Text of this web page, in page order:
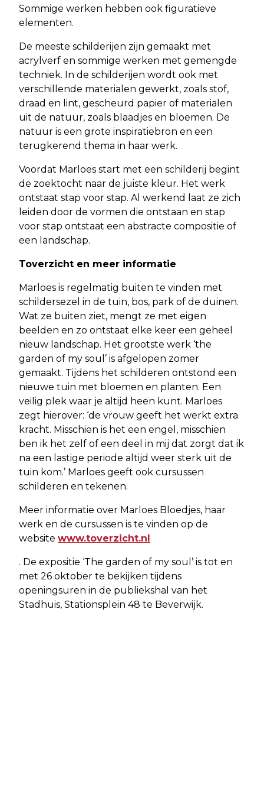
Sommige werken hebben ook figuratieve
elementen.
De meeste schilderijen zijn gemaakt met
acrylverf en sommige werken met gemengde
techniek. In de schilderijen wordt ook met
verschillende materialen gewerkt, zoals stof,
draad en lint, gescheurd papier of materialen
uit de natuur, zoals blaadjes en bloemen. De
natuur is een grote inspiratiebron en een
terugkerend thema in haar werk.
Voordat Marloes start met een schilderij begint
de zoektocht naar de juiste kleur. Het werk
ontstaat stap voor stap. Al werkend laat ze zich
leiden door de vormen die ontstaan en stap
voor stap ontstaat een abstracte compositie of
een landschap.
Toverzicht en meer informatie
Marloes is regelmatig buiten te vinden met
schildersezel in de tuin, bos, park of de duinen.
Wat ze buiten ziet, mengt ze met eigen
beelden en zo ontstaat elke keer een geheel
nieuw landschap. Het grootste werk ‘the
garden of my soul’ is afgelopen zomer
gemaakt. Tijdens het schilderen ontstond een
nieuwe tuin met bloemen en planten. Een
veilig plek waar je altijd heen kunt. Marloes
zegt hierover: ‘de vrouw geeft het werkt extra
kracht. Misschien is het een engel, misschien
ben ik het zelf of een deel in mij dat zorgt dat ik
na een lastige periode altijd weer sterk uit de
tuin kom.’ Marloes geeft ook cursussen
schilderen en tekenen.
Meer informatie over Marloes Bloedjes, haar
werk en de cursussen is te vinden op de
website www.toverzicht.nl
. De expositie ‘The garden of my soul’ is tot en
met 26 oktober te bekijken tijdens
openingsuren in de publiekshal van het
Stadhuis, Stationsplein 48 te Beverwijk.